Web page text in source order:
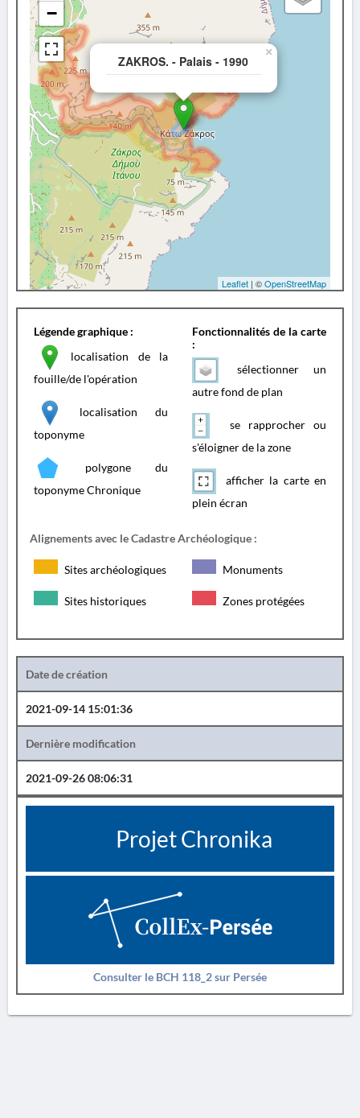
ZAKROS. - Palais - 1990
×
−
Leaflet | ©OpenStreetMap
Légende graphique :
localisation de la
fouille/de l'opération
localisation du
toponyme
polygone du
toponyme Chronique
Fonctionnalités de la carte
:
sélectionner un
autre fond de plan
se rapprocher ou
s'éloigner de la zone
afficher la carte en
plein écran
Alignements avec le Cadastre Archéologique :
Sites archéologiques Monuments
Sites historiques Zones protégées
Date de création
2021-09-14 15:01:36
Dernière modification
2021-09-26 08:06:31
Projet Chronika
Consulter le BCH 118_2 sur Persée